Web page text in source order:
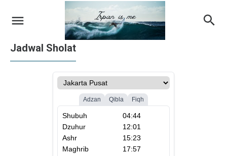
on Apple iTunes
on Google Books
Jadwal Sholat